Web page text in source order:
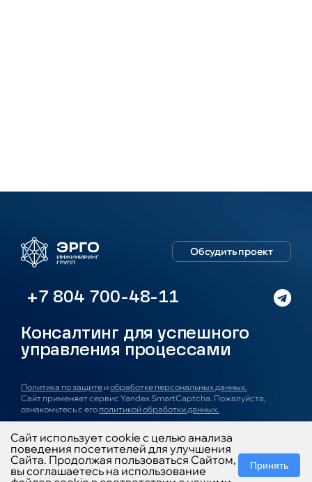
+7 804 700-48-11
Обсудить проект
Консалтинг для успешного
управления процессами
Политика по защите иобработке персональных данных.
Сайт применяет сервис Yandex SmartCaptcha. Пожалуйста,
ознакомьтесь с его политикой обработки данных.
О компании Услуги Проекты Блог
Карьера
Контакты
Сайт использует cookie с целью анализа
поведения посетителей для улучшения
Сайта. Продолжая пользоваться Сайтом,
вы соглашаетесь на использование
Принять